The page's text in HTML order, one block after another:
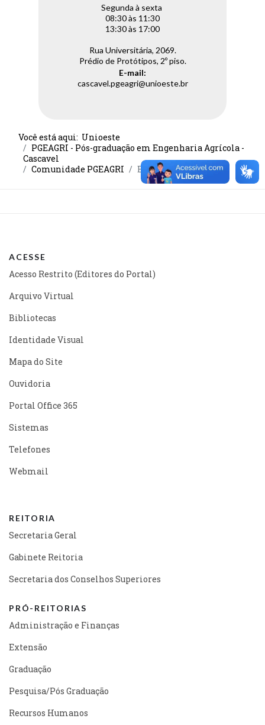
Segunda à sexta
08:30 às 11:30
13:30 às 17:00
Rua Universitária, 2069.
Prédio de Protótipos, 2º piso.
E-mail:
cascavel.pgeagri@unioeste.br
Você está aqui: Unioeste
PGEAGRI - Pós-graduação em Engenharia Agrícola -
Cascavel
Comunidade PGEAGRI
Egressos
ACESSE
Acesso Restrito (Editores do Portal)
Arquivo Virtual
Bibliotecas
Identidade Visual
Mapa do Site
Ouvidoria
Portal Office 365
Sistemas
Telefones
Webmail
REITORIA
Secretaria Geral
Gabinete Reitoria
Secretaria dos Conselhos Superiores
PRÓ-REITORIAS
Administração e Finanças
Extensão
Graduação
Pesquisa/Pós Graduação
Recursos Humanos